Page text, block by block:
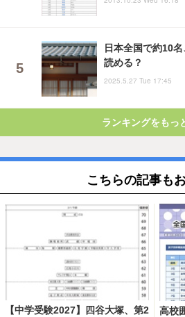
日本全国で約10
読める？
2025.5.27 Tue 17:45
ランキングをもっ
こちらの記事も
【中学受験2027】四谷大塚、第2
高校